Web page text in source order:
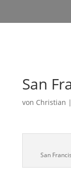
San
von Christian |
San